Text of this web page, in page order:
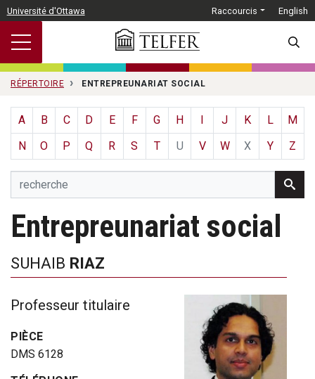
Passer au contenu principal
Université d'Ottawa Raccourcis English
RÉPERTOIRE ENTREPREUNARIAT SOCIAL
A B C D E F G H J K L
M
N
O P Q R S T U V W X Y Z
Entrepreunariat social
SUHAIB RIAZ
Professeur titulaire
PIÈCE
DMS 6128